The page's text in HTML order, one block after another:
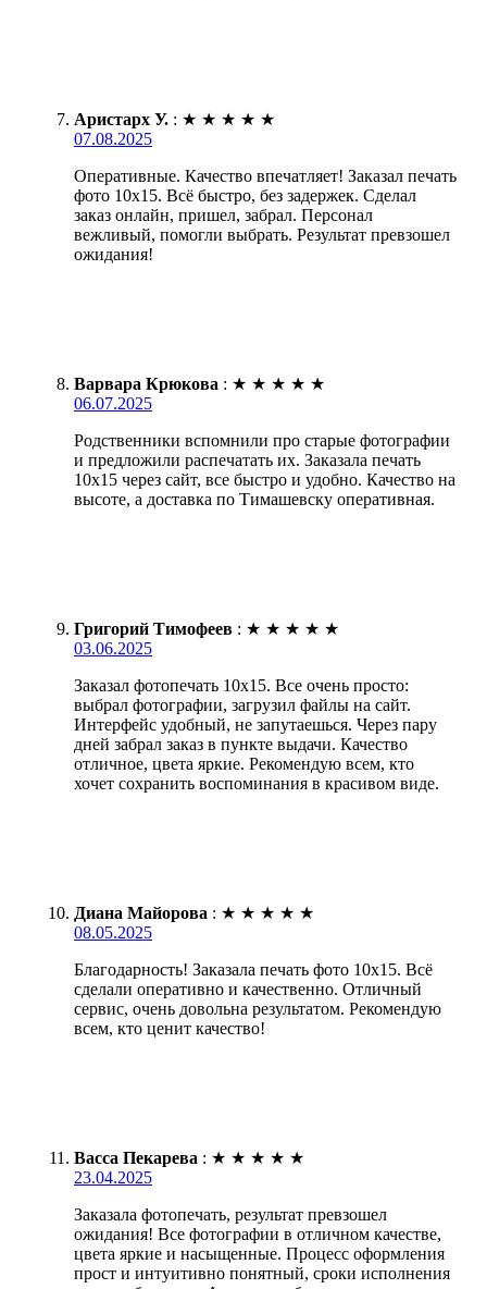
Аристарх У. : ★ ★ ★ ★ ★
07.08.2025
Оперативные. Качество впечатляет! Заказал печать
фото 10х15. Всё быстро, без задержек. Сделал
заказ онлайн, пришел, забрал. Персонал
вежливый, помогли выбрать. Результат превзошел
ожидания!
Варвара Крюкова : ★ ★ ★ ★ ★
06.07.2025
Родственники вспомнили про старые фотографии
и предложили распечатать их. Заказала печать
10х15 через сайт, все быстро и удобно. Качество на
высоте, а доставка по Тимашевску оперативная.
Григорий Тимофеев : ★ ★ ★ ★ ★
03.06.2025
Заказал фотопечать 10х15. Все очень просто:
выбрал фотографии, загрузил файлы на сайт.
Интерфейс удобный, не запутаешься. Через пару
дней забрал заказ в пункте выдачи. Качество
отличное, цвета яркие. Рекомендую всем, кто
хочет сохранить воспоминания в красивом виде.
Диана Майорова : ★ ★ ★ ★ ★
08.05.2025
Благодарность! Заказала печать фото 10х15. Всё
сделали оперативно и качественно. Отличный
сервис, очень довольна результатом. Рекомендую
всем, кто ценит качество!
Васса Пекарева : ★ ★ ★ ★ ★
23.04.2025
Заказала фотопечать, результат превзошел
ожидания! Все фотографии в отличном качестве,
цвета яркие и насыщенные. Процесс оформления
прост и интуитивно понятный, сроки исполнения